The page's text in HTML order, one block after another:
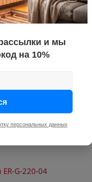
реле для
1 – 9
1500
есть
G-220-04
и мы
на 10%
персональных данных